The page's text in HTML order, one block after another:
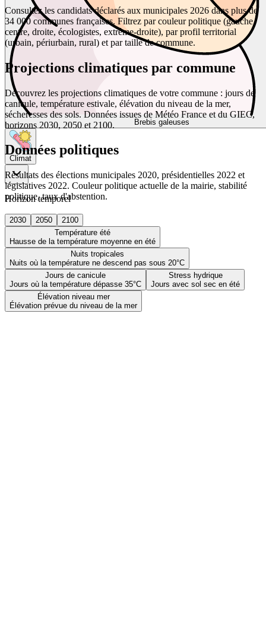
Brebis galeuses
Climat
Horizon temporel
2030 2050
2100
Température été
Hausse de la température moyenne en été
Nuits tropicales
Nuits où la température ne descend pas sous 20°C
Jours de canicule
Jours où la température dépasse 35°C
Stress hydrique
Jours avec sol sec en été
Élévation niveau mer
Élévation prévue du niveau de la mer
Consultez les candidats déclarés aux municipales 2026 dans plus de
34 000 communes françaises. Filtrez par couleur politique (gauche,
centre, droite, écologistes, extrême-droite), par profil territorial
(urbain, périurbain, rural) et par taille de commune.
Projections climatiques par commune
Découvrez les projections climatiques de votre commune : jours de
canicule, température estivale, élévation du niveau de la mer,
sécheresses des sols. Données issues de Météo France et du GIEC,
horizons 2030, 2050 et 2100.
Données politiques
Résultats des élections municipales 2020, présidentielles 2022 et
législatives 2022. Couleur politique actuelle de la mairie, stabilité
politique, taux d'abstention.